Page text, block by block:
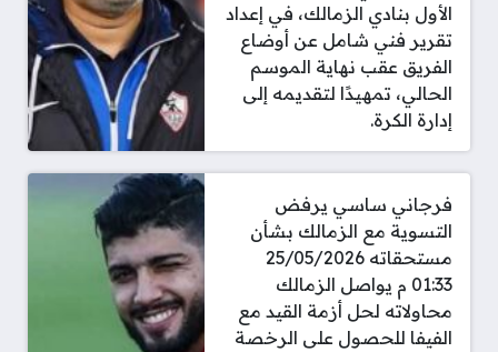
الأول بنادي الزمالك، في إعداد
تقرير فني شامل عن أوضاع
الفريق عقب نهاية الموسم
الحالي، تمهيدًا لتقديمه إلى
إدارة الكرة.
فرجاني ساسي يرفض
التسوية مع الزمالك بشأن
مستحقاته 25/05/2026
01:33 م يواصل الزمالك
محاولاته لحل أزمة القيد مع
الفيفا للحصول على الرخصة